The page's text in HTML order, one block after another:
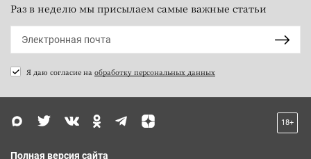
Раз в неделю мы присылаем самые важные статьи
Я даю согласие на обработку персональных данных
18+
Полная версия сайта